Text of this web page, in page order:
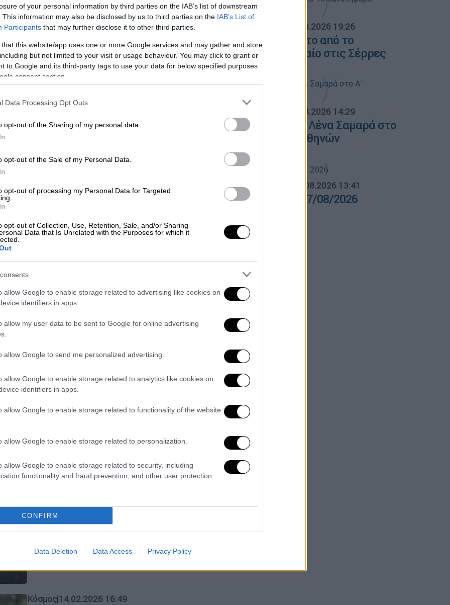
of your personal information by third parties on the IAB’s list of downstream
This information may also be disclosed by us to third parties on the IAB’s List of
Participants that may further disclose it to other third parties.
that this website/app uses one or more Google services and may gather and store
but not limited to your visit or usage behaviour. You may click to grant or
to Google and its third-party tags to use your data for below specified purposes
consent section.
Data Processing Opt Outs
opt-out of the Sharing of my personal data.
opt-out of the Sale of my Personal Data.
opt-out of processing my Personal Data for Targeted
opt-out of Collection, Use, Retention, Sale, and/or Sharing
Data that Is Unrelated with the Purposes for which it
allow Google to enable storage related to advertising like cookies on
identifiers in apps.
allow my user data to be sent to Google for online advertising
allow Google to send me personalized advertising.
allow Google to enable storage related to analytics like cookies on
identifiers in apps.
allow Google to enable storage related to functionality of the website
allow Google to enable storage related to personalization.
allow Google to enable storage related to security, including
functionality and fraud prevention, and other user protection.
CONFIRM
Data Deletion Data Access Privacy Policy
Τεχνολογία|20.05.2026 05:30
Κοσμοϊστορικό επίτευγμα:
Εκκολάφτηκε ο πρώτος νεοσσός
από τεχνητό αυγό - Γιατί αντιδρούν
οι επιστήμονες
στην επιστημονική κοινότητα το νέο
εταιρείας
Ο προφήτης... George Lucas:
Ανακαλύφθηκαν 27 νέοι πλανήτες
άστρα
Κόσμος|04.05.2026 20:37
Επιστήμονες βρήκαν κομμάτι από
Τι εικάζεται πως είναι το εν λόγω
στρώμα φλοιού και πώς
ανακαλύφθηκε
Κόσμος|15.04.2026 20:32
Εντυπωσιακή ανακάλυψη: Οι
γεννούσαν αυγά - Τι έδειξε η
μελέτη
Ένα απολίθωμα ηλικίας 250
εκατομμυρίων ετών αλλάζει όσα
Κόσμος|14.02.2026 16:49
07.08.2026 19:26
Βίντεο ντοκουμέντο από το
θανατηφόρο τροχαίο στις Σέρρες
07.08.2026 14:29
Μνημόσυνο για τη Λένα Σαμαρά στο
Α΄ Νεκροταφείο Αθηνών
ΑΘΛΗΤΙΚΟ ΔΕΛΤΙΟ 07.08.2026 13:41
Αθλητικό δελτίο 07/08/2026